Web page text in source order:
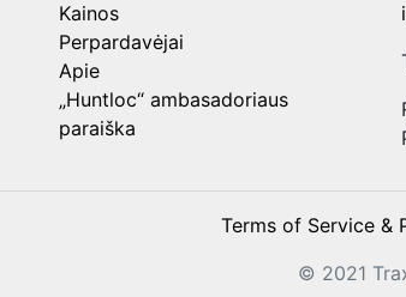
Kainos
Perpardavėjai
Apie
„Huntloc“ ambasadoriaus
paraiška
Terms of Service &
© 2021